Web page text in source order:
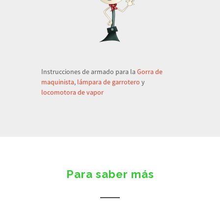
Instrucciones de armado para la Gorra de
maquinista, lámpara de garrotero y
locomotora de vapor
Para saber más